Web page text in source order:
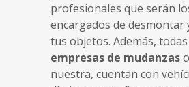
profesionales que serán
encargados de desmontar
tus objetos. Además,
empresas de mudanzas
nuestra, cuentan con